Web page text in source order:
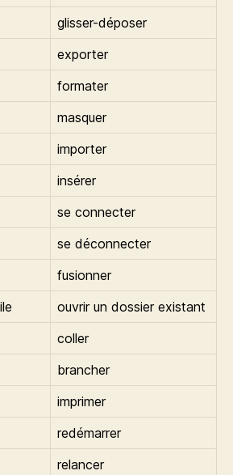
glisser-déposer
exporter
formater
masquer
importer
insérer
se connecter
se déconnecter
fusionner
ouvrir un dossier existant
coller
brancher
imprimer
redémarrer
relancer